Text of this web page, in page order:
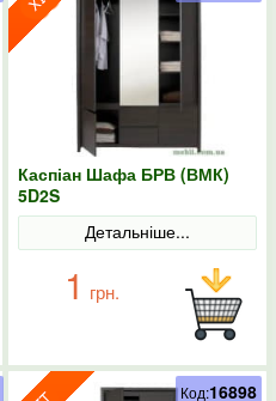
Каспіан Шафа БРВ (ВМК)
5D2S
Детальніше...
1 грн.
Код:16898